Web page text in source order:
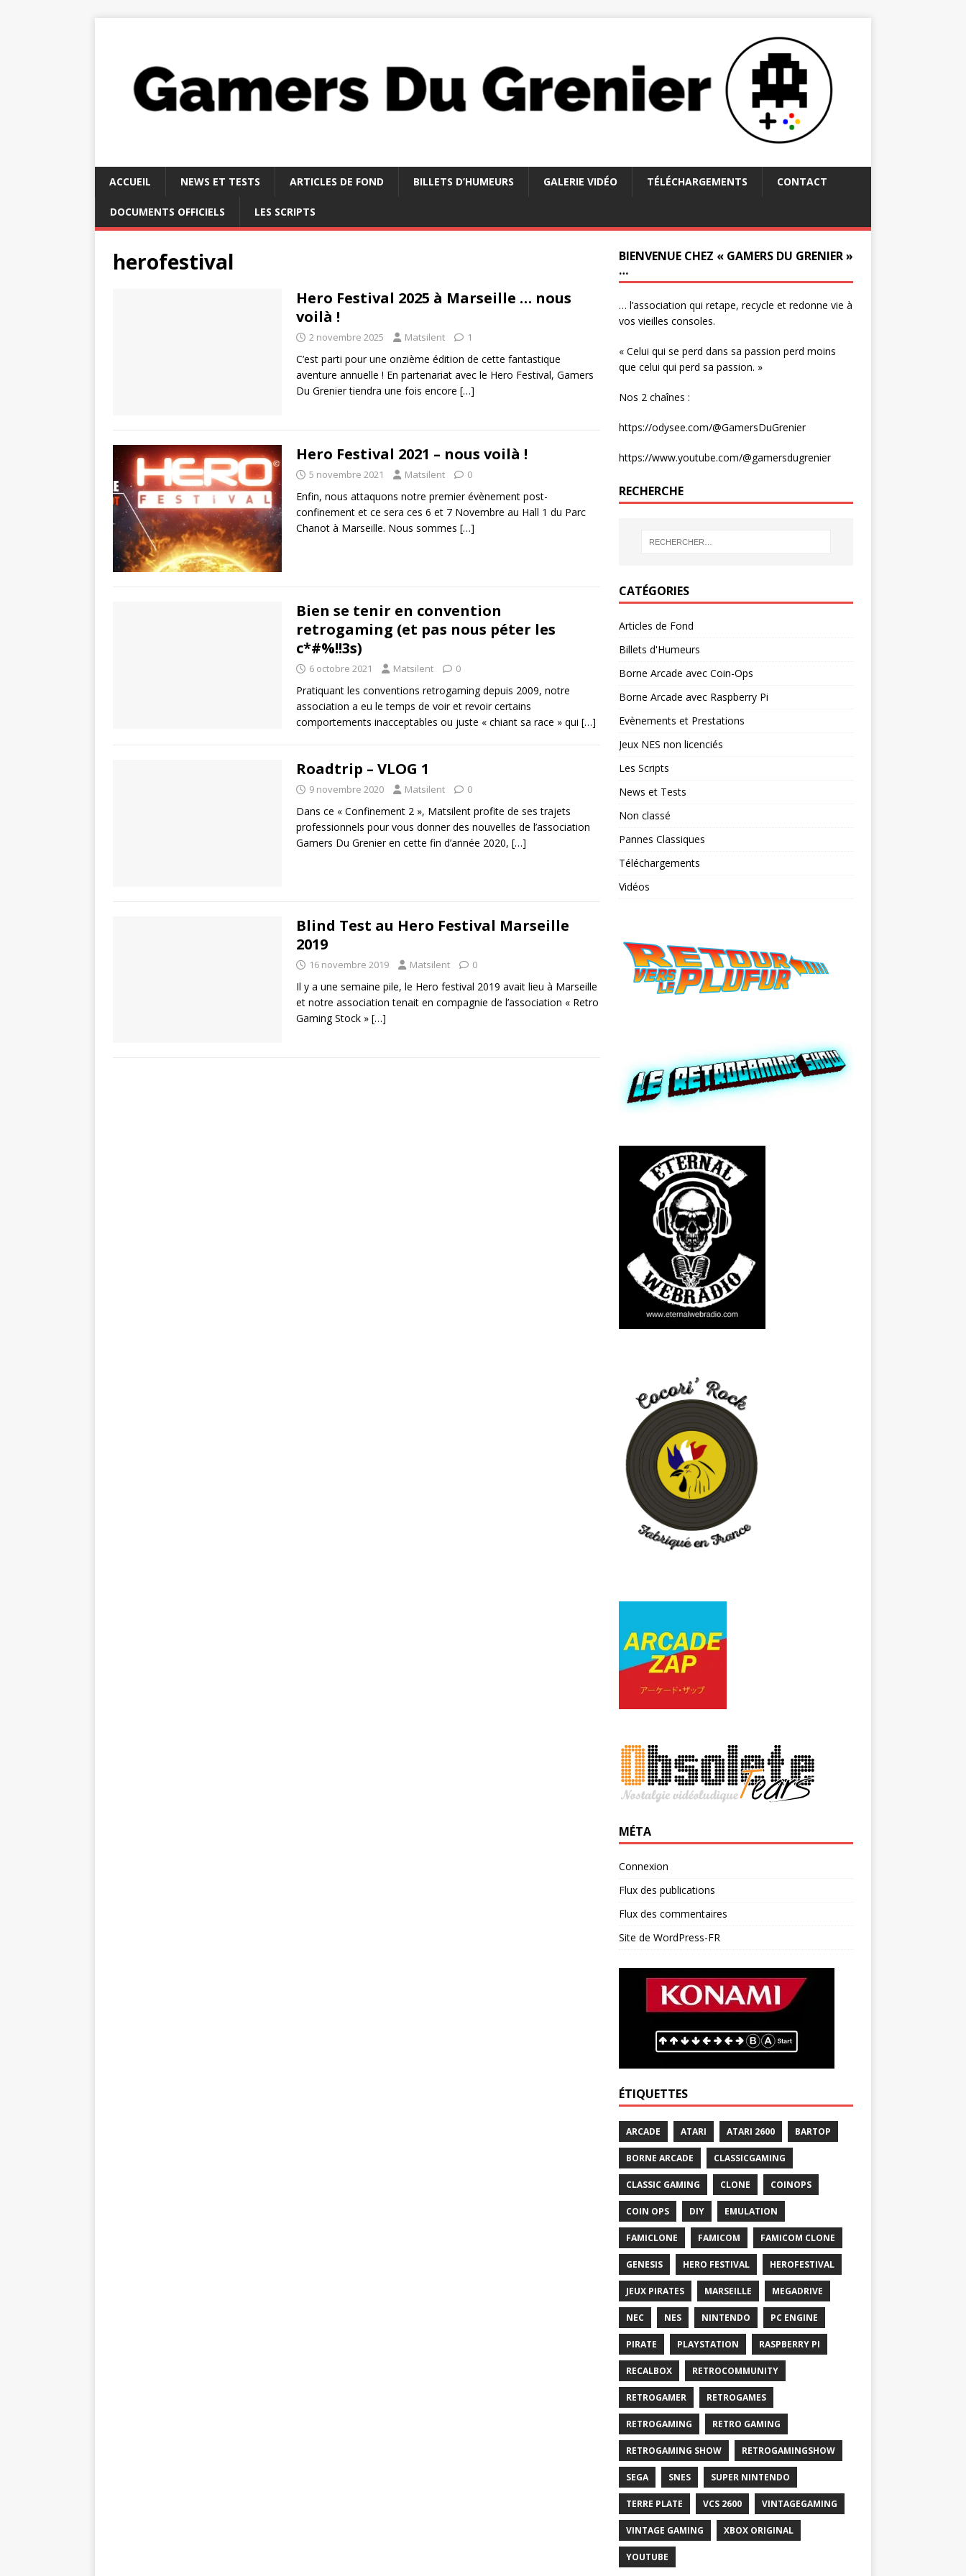
ACCUEIL NEWS ET TESTS ARTICLES DE FOND BILLETS D’HUMEURS GALERIE VIDÉO TÉLÉCHARGEMENTS CONTACT
DOCUMENTS OFFICIELS LES SCRIPTS
herofestival
Hero Festival 2025 à Marseille … nous
voilà !
2 novembre 2025 Matsilent 1
C’est parti pour une onzième édition de cette fantastique
aventure annuelle ! En partenariat avec le Hero Festival, Gamers
Du Grenier tiendra une fois encore […]
Hero Festival 2021 – nous voilà !
5 novembre 2021 Matsilent 0
Enfin, nous attaquons notre premier évènement post-
confinement et ce sera ces 6 et 7 Novembre au Hall 1 du Parc
Chanot à Marseille. Nous sommes […]
Bien se tenir en convention
retrogaming (et pas nous péter les
c*#%!!3s)
6 octobre 2021 Matsilent 0
Pratiquant les conventions retrogaming depuis 2009, notre
association a eu le temps de voir et revoir certains
comportements inacceptables ou juste « chiant sa race » qui […]
Roadtrip – VLOG 1
9 novembre 2020 Matsilent 0
Dans ce « Confinement 2 », Matsilent profite de ses trajets
professionnels pour vous donner des nouvelles de l’association
Gamers Du Grenier en cette fin d’année 2020, […]
Blind Test au Hero Festival Marseille
2019
16 novembre 2019 Matsilent 0
Il y a une semaine pile, le Hero festival 2019 avait lieu à Marseille
et notre association tenait en compagnie de l’association « Retro
Gaming Stock » […]
BIENVENUE CHEZ « GAMERS DU GRENIER »
…
… l’association qui retape, recycle et redonne vie à
vos vieilles consoles.
« Celui qui se perd dans sa passion perd moins
que celui qui perd sa passion. »
Nos 2 chaînes :
https://odysee.com/@GamersDuGrenier
https://www.youtube.com/@gamersdugrenier
RECHERCHE
CATÉGORIES
Articles de Fond
Billets d'Humeurs
Borne Arcade avec Coin-Ops
Borne Arcade avec Raspberry Pi
Evènements et Prestations
Jeux NES non licenciés
Les Scripts
News et Tests
Non classé
Pannes Classiques
Téléchargements
Vidéos
MÉTA
Connexion
Flux des publications
Flux des commentaires
Site de WordPress-FR
ÉTIQUETTES
ARCADE ATARI ATARI 2600 BARTOP
BORNE ARCADE CLASSICGAMING
CLASSIC GAMING CLONE COINOPS
COIN OPS DIY EMULATION
FAMICLONE FAMICOM FAMICOM CLONE
GENESIS HERO FESTIVAL HEROFESTIVAL
JEUX PIRATES MARSEILLE MEGADRIVE
NEC NES NINTENDO PC ENGINE
PIRATE PLAYSTATION RASPBERRY PI
RECALBOX RETROCOMMUNITY
RETROGAMER RETROGAMES
RETROGAMING RETRO GAMING
RETROGAMING SHOW RETROGAMINGSHOW
SEGA SNES SUPER NINTENDO
TERRE PLATE VCS 2600 VINTAGEGAMING
VINTAGE GAMING XBOX ORIGINAL
YOUTUBE